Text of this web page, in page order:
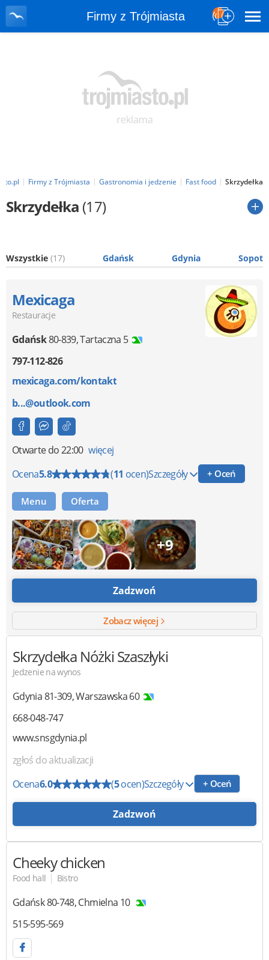
Firmy z Trójmiasta
Firmy z Trójmiasta Gastronomia i jedzenie Fast food Skrzydełka
Skrzydełka (17)
Wszystkie (17) Gdańsk Gdynia Sopot
Mexicaga
Restauracje
Gdańsk80-839,Tartaczna 5
797-112-826
mexicaga.com/kontakt
b...@outlook.com
Otwartedo 22:00 więcej
Ocena5.8 (11 ocen)Szczegóły + Oceń
Menu Oferta
+9
Zadzwoń
Zobacz więcej
Skrzydełka Nóżki Szaszłyki
Jedzenie na wynos
Gdynia81-309,Warszawska 60
668-048-747
www.snsgdynia.pl
zgłoś do aktualizacji
Ocena6.0 (5ocen)Szczegóły + Oceń
Zadzwoń
Cheeky chicken
Food hall | Bistro
Gdańsk80-748,Chmielna 10
515-595-569